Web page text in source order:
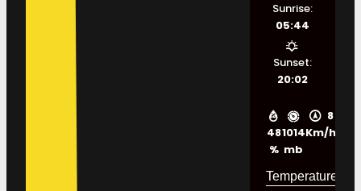
48
%
1014
mb
8
Km/h
Sunrise:
05:44
Sunset:
20:02